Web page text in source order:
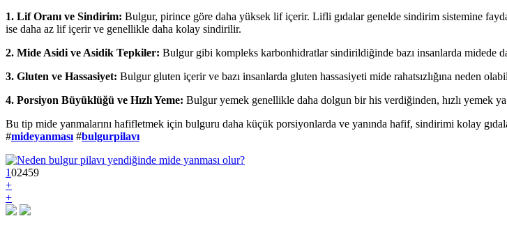
1. Lif Oranı ve Sindirim: Bulgur, pirince göre daha yüksek lif içerir. Lifli gıdalar genelde sindirim sistemine
ise daha az lif içerir ve genellikle daha kolay sindirilir.
2. Mide Asidi ve Asidik Tepkiler: Bulgur gibi kompleks karbonhidratlar sindirildiğinde bazı insanlarda midede
3. Gluten ve Hassasiyet: Bulgur gluten içerir ve bazı insanlarda gluten hassasiyeti mide rahatsızlığına neden
4. Porsiyon Büyüklüğü ve Hızlı Yeme: Bulgur yemek genellikle daha dolgun bir his verdiğinden, hızlı yemek
Bu tip mide yanmalarını hafifletmek için bulguru daha küçük porsiyonlarda ve yanında hafif, sindirimi kolay
#mideyanması #bulgurpilavı
102459
+
+